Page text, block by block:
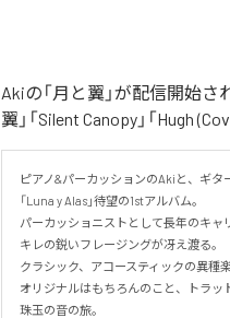
Akiの「月と翼」が配信開始さ
翼」「Silent Canopy」「Hugh
ピアノ&パーカッションのAkiと、ギタ
「Luna y Alas」待望の1stアルバム。
パーカッショニストとして長年のキャ
キレの鋭いフレージングが冴え渡る。
クラシック、アコースティックの異種
オリジナルはもちろんのこと、トラッ
珠玉の音の旅。